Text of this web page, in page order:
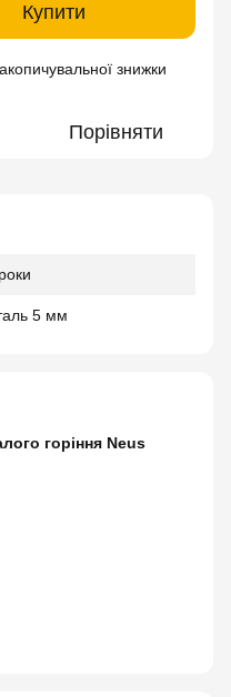
Купити
знижки
Порівняти
5 мм
горіння Neus